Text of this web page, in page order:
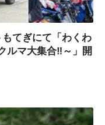
てぎにて「わくわ
ルマ大集合‼～」開